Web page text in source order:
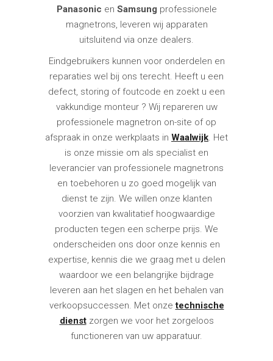
Panasonic en Samsung professionele
magnetrons, leveren wij apparaten
uitsluitend via onze dealers.
Eindgebruikers kunnen voor onderdelen en
reparaties wel bij ons terecht. Heeft u een
defect, storing of foutcode en zoekt u een
vakkundige monteur ? Wij repareren uw
professionele magnetron on-site of op
afspraak in onze werkplaats in Waalwijk. Het
is onze missie om als specialist en
leverancier van professionele magnetrons
en toebehoren u zo goed mogelijk van
dienst te zijn. We willen onze klanten
voorzien van kwalitatief hoogwaardige
producten tegen een scherpe prijs. We
onderscheiden ons door onze kennis en
expertise, kennis die we graag met u delen
waardoor we een belangrijke bijdrage
leveren aan het slagen en het behalen van
verkoopsuccessen. Met onzetechnische
dienstzorgen we voor het zorgeloos
functioneren van uw apparatuur.